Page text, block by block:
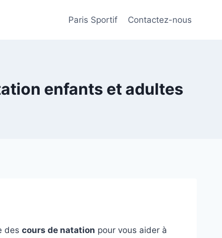
Paris Sportif Contactez-nous
enfants et adultes
des cours de natation pour vous aider à